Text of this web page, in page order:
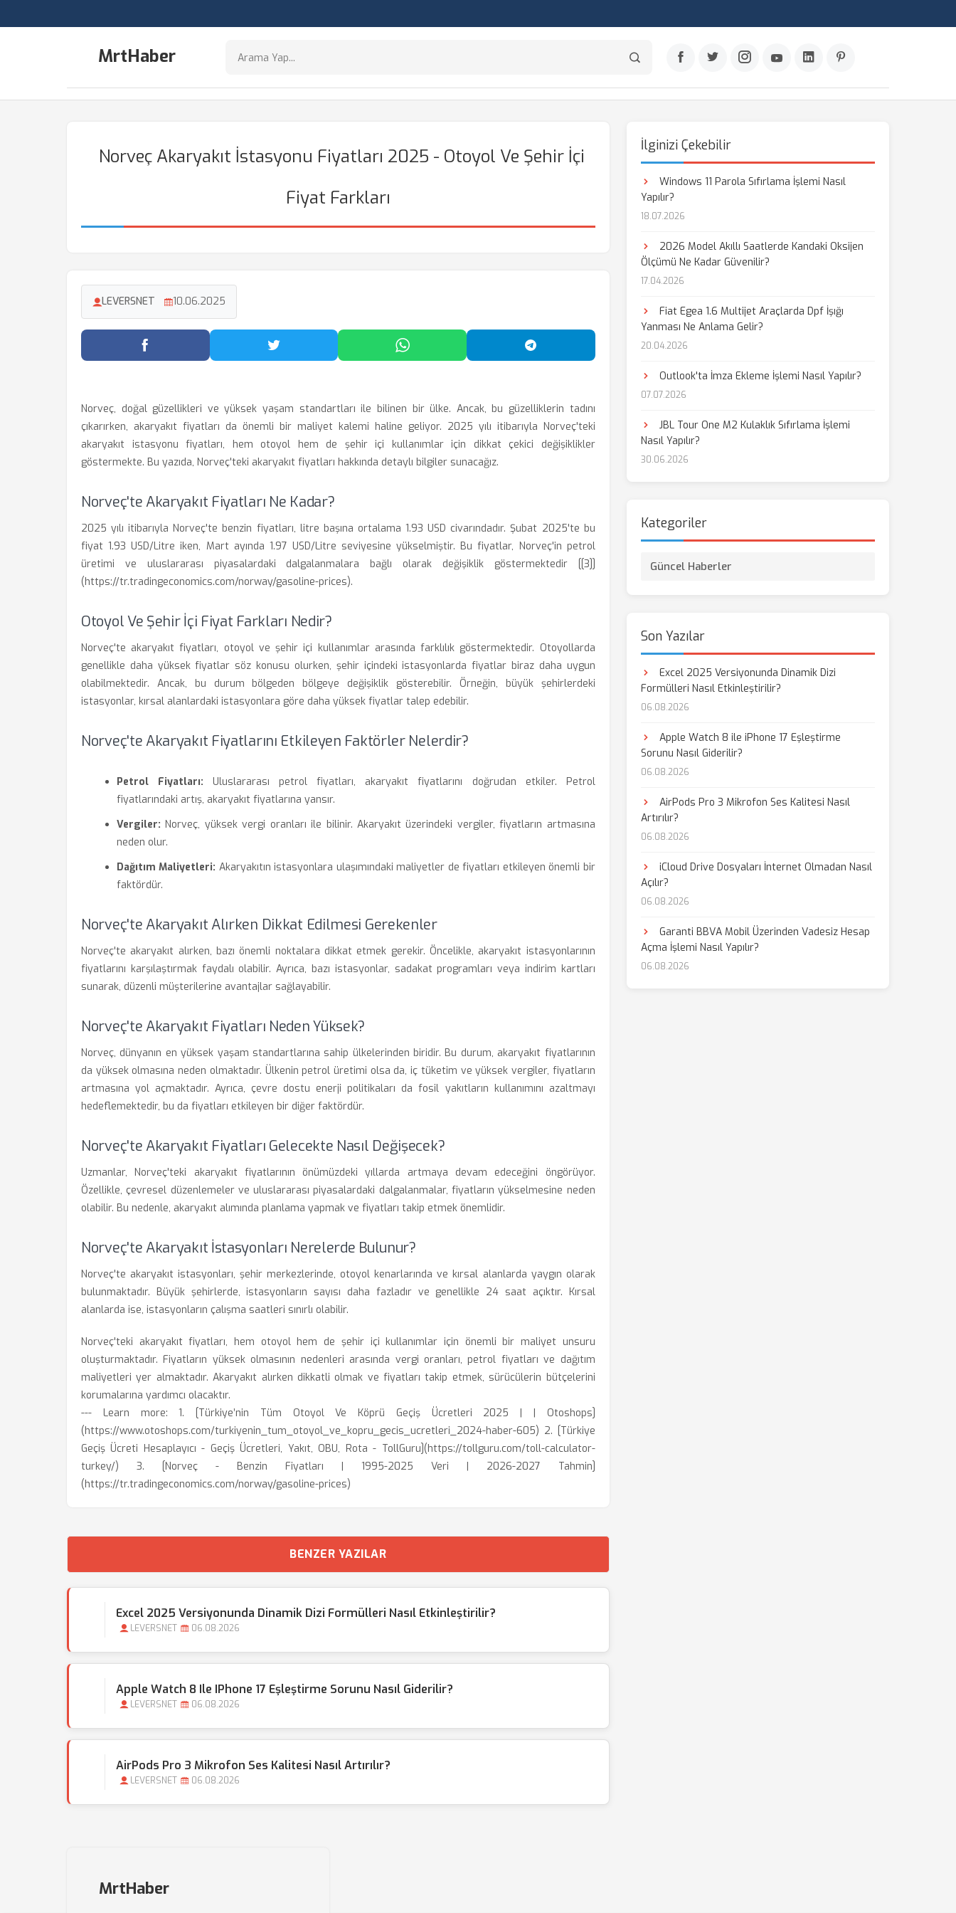
MrtHaber
Norveç Akaryakıt İstasyonu Fiyatları 2025 - Otoyol Ve Şehir İçi
Fiyat Farkları
LEVERSNET 10.06.2025
Facebook'ta Paylaş Twitter'da Paylaş WhatsApp'ta Paylaş Telegram'da Paylaş
Norveç, doğal güzellikleri ve yüksek yaşam standartları ile bilinen bir ülke. Ancak, bu güzelliklerin tadını
çıkarırken, akaryakıt fiyatları da önemli bir maliyet kalemi haline geliyor. 2025 yılı itibarıyla Norveç'teki
akaryakıt istasyonu fiyatları, hem otoyol hem de şehir içi kullanımlar için dikkat çekici değişiklikler
göstermekte. Bu yazıda, Norveç'teki akaryakıt fiyatları hakkında detaylı bilgiler sunacağız.
Norveç'te Akaryakıt Fiyatları Ne Kadar?
2025 yılı itibarıyla Norveç'te benzin fiyatları, litre başına ortalama 1.93 USD civarındadır. Şubat 2025'te bu
fiyat 1.93 USD/Litre iken, Mart ayında 1.97 USD/Litre seviyesine yükselmiştir. Bu fiyatlar, Norveç'in petrol
üretimi ve uluslararası piyasalardaki dalgalanmalara bağlı olarak değişiklik göstermektedir [[3]]
(https://tr.tradingeconomics.com/norway/gasoline-prices).
Otoyol Ve Şehir İçi Fiyat Farkları Nedir?
Norveç'te akaryakıt fiyatları, otoyol ve şehir içi kullanımlar arasında farklılık göstermektedir. Otoyollarda
genellikle daha yüksek fiyatlar söz konusu olurken, şehir içindeki istasyonlarda fiyatlar biraz daha uygun
olabilmektedir. Ancak, bu durum bölgeden bölgeye değişiklik gösterebilir. Örneğin, büyük şehirlerdeki
istasyonlar, kırsal alanlardaki istasyonlara göre daha yüksek fiyatlar talep edebilir.
Norveç'te Akaryakıt Fiyatlarını Etkileyen Faktörler Nelerdir?
Petrol Fiyatları: Uluslararası petrol fiyatları, akaryakıt fiyatlarını doğrudan etkiler. Petrol
fiyatlarındaki artış, akaryakıt fiyatlarına yansır.
Vergiler: Norveç, yüksek vergi oranları ile bilinir. Akaryakıt üzerindeki vergiler, fiyatların artmasına
neden olur.
Dağıtım Maliyetleri: Akaryakıtın istasyonlara ulaşımındaki maliyetler de fiyatları etkileyen önemli bir
faktördür.
Norveç'te Akaryakıt Alırken Dikkat Edilmesi Gerekenler
Norveç'te akaryakıt alırken, bazı önemli noktalara dikkat etmek gerekir. Öncelikle, akaryakıt istasyonlarının
fiyatlarını karşılaştırmak faydalı olabilir. Ayrıca, bazı istasyonlar, sadakat programları veya indirim kartları
sunarak, düzenli müşterilerine avantajlar sağlayabilir.
Norveç'te Akaryakıt Fiyatları Neden Yüksek?
Norveç, dünyanın en yüksek yaşam standartlarına sahip ülkelerinden biridir. Bu durum, akaryakıt fiyatlarının
da yüksek olmasına neden olmaktadır. Ülkenin petrol üretimi olsa da, iç tüketim ve yüksek vergiler, fiyatların
artmasına yol açmaktadır. Ayrıca, çevre dostu enerji politikaları da fosil yakıtların kullanımını azaltmayı
hedeflemektedir, bu da fiyatları etkileyen bir diğer faktördür.
Norveç'te Akaryakıt Fiyatları Gelecekte Nasıl Değişecek?
Uzmanlar, Norveç'teki akaryakıt fiyatlarının önümüzdeki yıllarda artmaya devam edeceğini öngörüyor.
Özellikle, çevresel düzenlemeler ve uluslararası piyasalardaki dalgalanmalar, fiyatların yükselmesine neden
olabilir. Bu nedenle, akaryakıt alımında planlama yapmak ve fiyatları takip etmek önemlidir.
Norveç'te Akaryakıt İstasyonları Nerelerde Bulunur?
Norveç'te akaryakıt istasyonları, şehir merkezlerinde, otoyol kenarlarında ve kırsal alanlarda yaygın olarak
bulunmaktadır. Büyük şehirlerde, istasyonların sayısı daha fazladır ve genellikle 24 saat açıktır. Kırsal
alanlarda ise, istasyonların çalışma saatleri sınırlı olabilir.
Norveç'teki akaryakıt fiyatları, hem otoyol hem de şehir içi kullanımlar için önemli bir maliyet unsuru
oluşturmaktadır. Fiyatların yüksek olmasının nedenleri arasında vergi oranları, petrol fiyatları ve dağıtım
maliyetleri yer almaktadır. Akaryakıt alırken dikkatli olmak ve fiyatları takip etmek, sürücülerin bütçelerini
korumalarına yardımcı olacaktır.
--- Learn more: 1. [Türkiye’nin Tüm Otoyol Ve Köprü Geçiş Ücretleri 2025 | | Otoshops]
(https://www.otoshops.com/turkiyenin_tum_otoyol_ve_kopru_gecis_ucretleri_2024-haber-605) 2. [Türkiye
Geçiş Ücreti Hesaplayıcı - Geçiş Ücretleri, Yakıt, OBU, Rota - TollGuru](https://tollguru.com/toll-calculator-
turkey/) 3. [Norveç - Benzin Fiyatları | 1995-2025 Veri | 2026-2027 Tahmin]
(https://tr.tradingeconomics.com/norway/gasoline-prices)
BENZER YAZILAR
Excel 2025 Versiyonunda Dinamik Dizi Formülleri Nasıl Etkinleştirilir?
LEVERSNET 06.08.2026
Apple Watch 8 Ile IPhone 17 Eşleştirme Sorunu Nasıl Giderilir?
LEVERSNET 06.08.2026
AirPods Pro 3 Mikrofon Ses Kalitesi Nasıl Artırılır?
LEVERSNET 06.08.2026
İlginizi Çekebilir
Windows 11 Parola Sıfırlama İşlemi Nasıl
Yapılır?
18.07.2026
2026 Model Akıllı Saatlerde Kandaki Oksijen
Ölçümü Ne Kadar Güvenilir?
17.04.2026
Fiat Egea 1.6 Multijet Araçlarda Dpf İşığı
Yanması Ne Anlama Gelir?
20.04.2026
Outlook'ta İmza Ekleme İşlemi Nasıl Yapılır?
07.07.2026
JBL Tour One M2 Kulaklık Sıfırlama İşlemi
Nasıl Yapılır?
30.06.2026
Kategoriler
Güncel Haberler
Son Yazılar
Excel 2025 Versiyonunda Dinamik Dizi
Formülleri Nasıl Etkinleştirilir?
06.08.2026
Apple Watch 8 ile iPhone 17 Eşleştirme
Sorunu Nasıl Giderilir?
06.08.2026
AirPods Pro 3 Mikrofon Ses Kalitesi Nasıl
Artırılır?
06.08.2026
iCloud Drive Dosyaları İnternet Olmadan Nasıl
Açılır?
06.08.2026
Garanti BBVA Mobil Üzerinden Vadesiz Hesap
Açma İşlemi Nasıl Yapılır?
06.08.2026
MrtHaber